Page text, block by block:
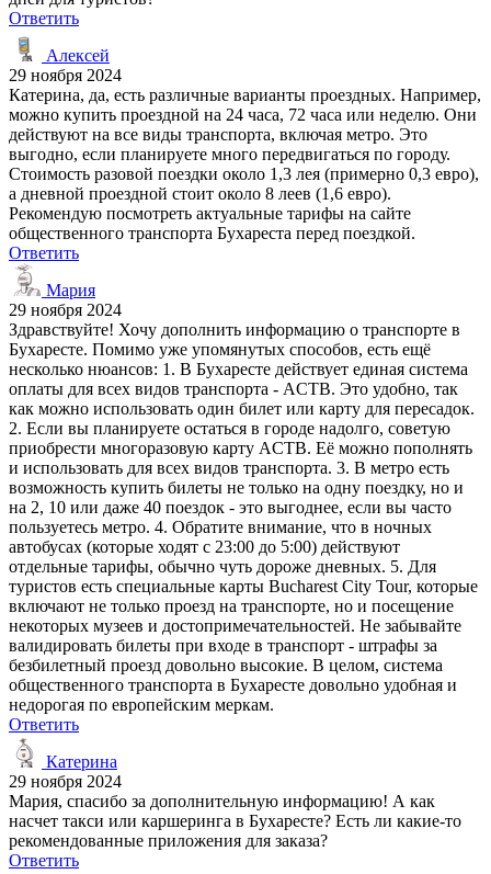
Ответить
Алексей
29 ноября 2024
Катерина, да, есть различные варианты проездных. Например,
можно купить проездной на 24 часа, 72 часа или неделю. Они
действуют на все виды транспорта, включая метро. Это
выгодно, если планируете много передвигаться по городу.
Стоимость разовой поездки около 1,3 лея (примерно 0,3 евро),
а дневной проездной стоит около 8 леев (1,6 евро).
Рекомендую посмотреть актуальные тарифы на сайте
общественного транспорта Бухареста перед поездкой.
Ответить
Мария
29 ноября 2024
Здравствуйте! Хочу дополнить информацию о транспорте в
Бухаресте. Помимо уже упомянутых способов, есть ещё
несколько нюансов: 1. В Бухаресте действует единая система
оплаты для всех видов транспорта - ACTB. Это удобно, так
как можно использовать один билет или карту для пересадок.
2. Если вы планируете остаться в городе надолго, советую
приобрести многоразовую карту ACTB. Её можно пополнять
и использовать для всех видов транспорта. 3. В метро есть
возможность купить билеты не только на одну поездку, но и
на 2, 10 или даже 40 поездок - это выгоднее, если вы часто
пользуетесь метро. 4. Обратите внимание, что в ночных
автобусах (которые ходят с 23:00 до 5:00) действуют
отдельные тарифы, обычно чуть дороже дневных. 5. Для
туристов есть специальные карты Bucharest City Tour, которые
включают не только проезд на транспорте, но и посещение
некоторых музеев и достопримечательностей. Не забывайте
валидировать билеты при входе в транспорт - штрафы за
безбилетный проезд довольно высокие. В целом, система
общественного транспорта в Бухаресте довольно удобная и
недорогая по европейским меркам.
Ответить
Катерина
29 ноября 2024
Мария, спасибо за дополнительную информацию! А как
насчет такси или каршеринга в Бухаресте? Есть ли какие-то
рекомендованные приложения для заказа?
Ответить